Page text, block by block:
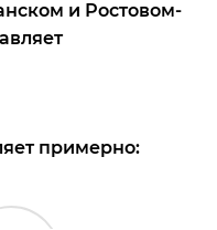
и Ростовом-
примерно: